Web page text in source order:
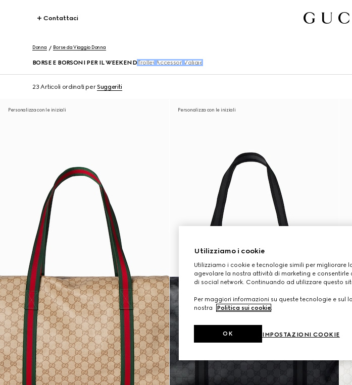
Contattaci
Donna Borse da Viaggio Donna
BORSE E BORSONI PER IL WEEKEND Trolley Accessori Valigie
23 Articoli ordinati perSuggeriti
Personalizza con le iniziali Personalizza con le iniziali
Utilizziamo i cookie
Utilizziamo i cookie e tecnologie simili per migliorare
agevolare la nostra attività di marketing e
di social network. Continuando ad utilizzare questo
Per maggiori informazioni su queste tecnologie e sul
nostra
Politica sui cookie.
IMPOSTAZIONI COOKIE
OK